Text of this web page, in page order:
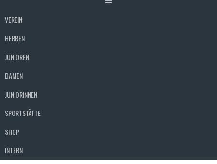
VEREIN
HERREN
JUNIOREN
DAMEN
JUNIORINNEN
SPORTSTÄTTE
SHOP
INTERN